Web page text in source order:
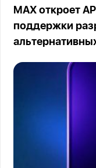
MAX откроет
поддержки